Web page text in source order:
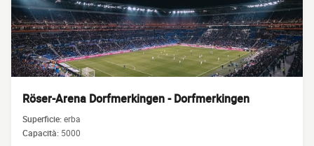
Röser-Arena Dorfmerkingen - Dorfmerkingen
Superficie:erba
Capacità: 5000